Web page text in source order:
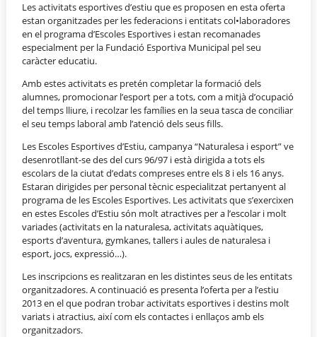
Les activitats esportives d’estiu que es proposen en esta oferta
estan organitzades per les federacions i entitats col•laboradores
en el programa d’Escoles Esportives i estan recomanades
especialment per la Fundació Esportiva Municipal pel seu
caràcter educatiu.
Amb estes activitats es pretén completar la formació dels
alumnes, promocionar l’esport per a tots, com a mitjà d’ocupació
del temps lliure, i recolzar les famílies en la seua tasca de conciliar
el seu temps laboral amb l’atenció dels seus fills.
Les Escoles Esportives d’Estiu, campanya “Naturalesa i esport” ve
desenrotllant-se des del curs 96/97 i està dirigida a tots els
escolars de la ciutat d’edats compreses entre els 8 i els 16 anys.
Estaran dirigides per personal tècnic especialitzat pertanyent al
programa de les Escoles Esportives. Les activitats que s’exercixen
en estes Escoles d’Estiu són molt atractives per a l’escolar i molt
variades (activitats en la naturalesa, activitats aquàtiques,
esports d’aventura, gymkanes, tallers i aules de naturalesa i
esport, jocs, expressió…).
Les inscripcions es realitzaran en les distintes seus de les entitats
organitzadores. A continuació es presenta l’oferta per a l’estiu
2013 en el que podran trobar activitats esportives i destins molt
variats i atractius, així com els contactes i enllaços amb els
organitzadors.